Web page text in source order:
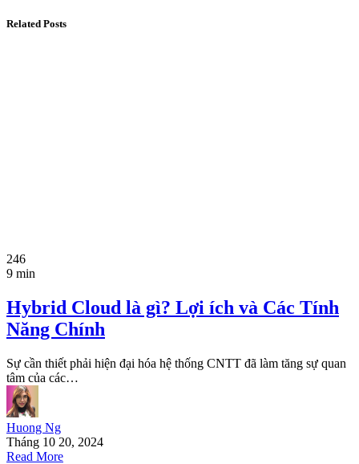
Related Posts
246
9 min
Hybrid Cloud là gì? Lợi ích và Các Tính
Năng Chính
Sự cần thiết phải hiện đại hóa hệ thống CNTT đã làm tăng sự quan
tâm của các…
Huong Ng
Tháng 10 20, 2024
Read More